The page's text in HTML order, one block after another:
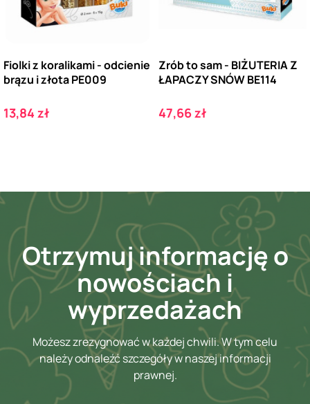
Fiolki z koralikami - odcienie
brązu i złota PE009
Cena
13,84 zł
Zrób to sam - BIŻUTERIA Z
ŁAPACZY SNÓW BE114
Cena
47,66 zł
Otrzymuj informację o
nowościach i
wyprzedażach
Możesz zrezygnować w każdej chwili. W tym celu
należy odnaleźć szczegóły w naszej informacji
prawnej.